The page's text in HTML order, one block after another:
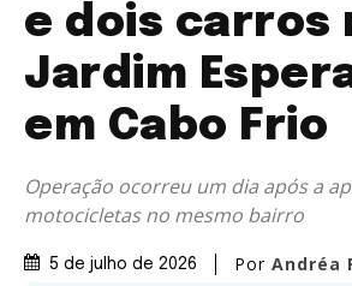
e dois carros
Jardim
em Cabo Frio
Operação ocorreu um dia após a
motocicletas no mesmo bairro
5 de julho de 2026 Por Andréa